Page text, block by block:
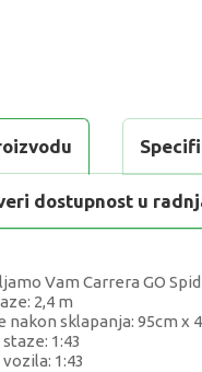
dostupnost u
Vam Carrera GO
2,4 m
nakon sklapanja: 95cm x
1:43
1:43